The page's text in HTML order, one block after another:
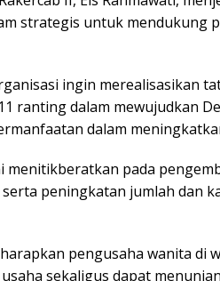
strategis untuk mendukung
ingin merealisasikan
ranting dalam mewujudkan
dalam
menitikberatkan pada
peningkatan jumlah dan
pengusaha wanita di
sekaligus dapat